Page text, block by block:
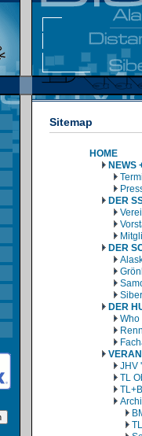
Sitemap
HOME
NEWS
DER
DER
DER
Who
JHV
TL